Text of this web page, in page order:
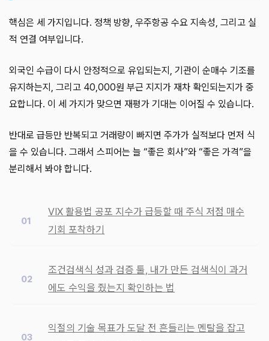
핵심은 세 가지입니다. 정책 방향, 우주항공 수요 지속성, 그리고 실
적 연결 여부입니다.
외국인 수급이 다시 안정적으로 유입되는지, 기관이 순매수 기조를
유지하는지, 그리고 40,000원 부근 지지가 재차 확인되는지가 중
요합니다. 이 세 가지가 맞으면 재평가 기대는 이어질 수 있습니다.
반대로 급등만 반복되고 거래량이 빠지면 주가가 실적보다 먼저 식
을 수 있습니다. 그래서 스피어는 늘 “좋은 회사”와 “좋은 가격”을
분리해서 봐야 합니다.
VIX 활용법 공포 지수가 급등할 때 주식 저점 매수
기회 포착하기
조건검색식 성과 검증 툴, 내가 만든 검색식이 과거
에도 수익을 줬는지 확인하는 법
익절의 기술 목표가 도달 전 흔들리는 멘탈을 잡고